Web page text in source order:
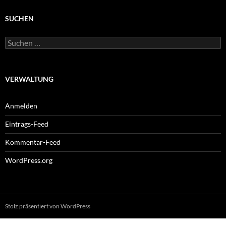
SUCHEN
Suchen
nach:
VERWALTUNG
Anmelden
Eintrags-Feed
Kommentar-Feed
WordPress.org
Stolz präsentiert von WordPress